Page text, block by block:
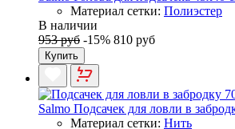
Материал сетки: Полиэстер
В наличии
953 руб -15% 810 руб
Купить
Salmo Подсачек для ловли в
Материал сетки: Нить